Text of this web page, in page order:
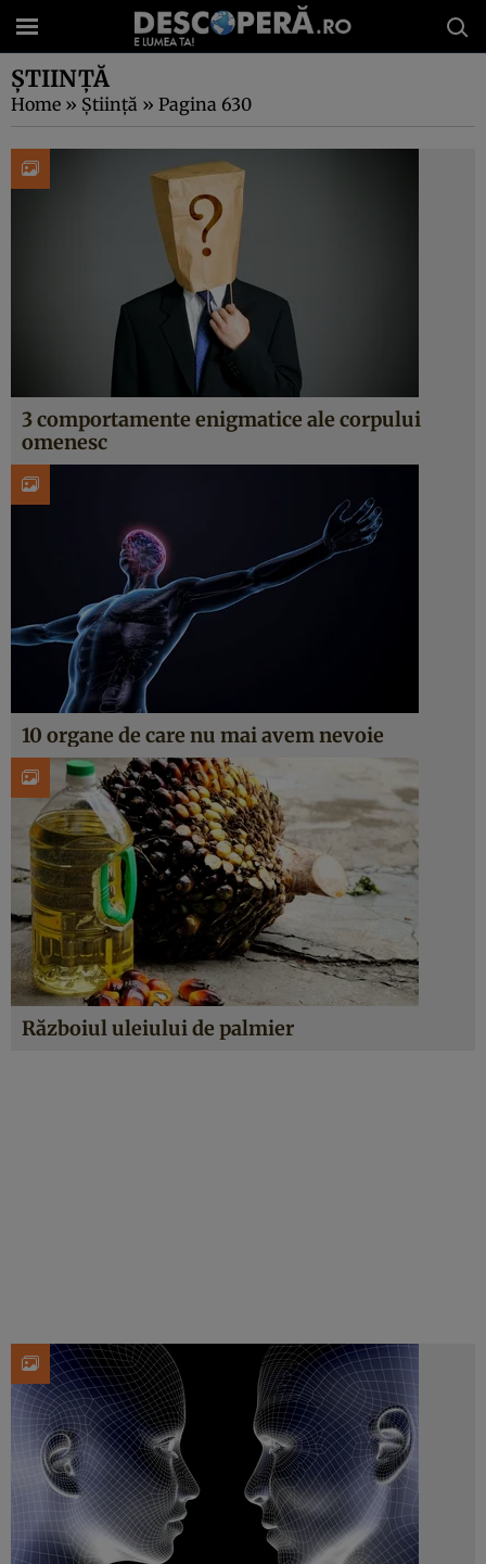
ȘTIINȚĂ
Home » Știință » Pagina 630
3 comportamente enigmatice ale corpului
omenesc
10 organe de care nu mai avem nevoie
Războiul uleiului de palmier